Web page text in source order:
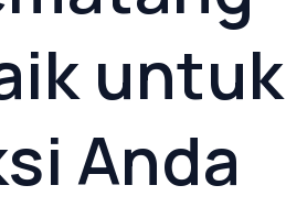
untuk
Anda